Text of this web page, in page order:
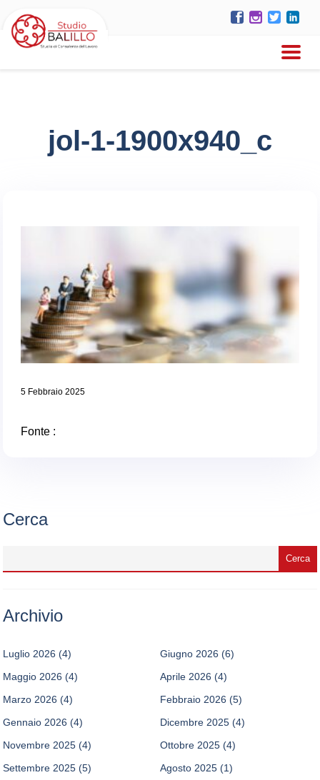
jol-1-1900x940_c
5 Febbraio 2025
Fonte :
Cerca
Archivio
Luglio 2026 (4) Giugno 2026 (6)
Maggio 2026 (4) Aprile 2026 (4)
Marzo 2026 (4) Febbraio 2026 (5)
Gennaio 2026 (4) Dicembre 2025 (4)
Novembre 2025 (4) Ottobre 2025 (4)
Settembre 2025 (5) Agosto 2025 (1)